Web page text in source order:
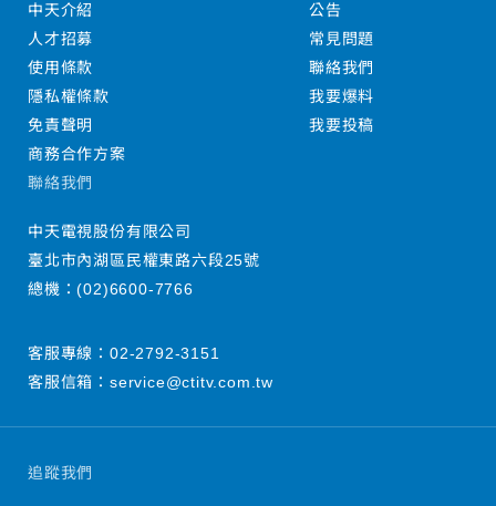
追蹤我們
中天介紹
人才招募
使用條款
隱私權條款
免責聲明
商務合作方案
公告
常見問題
聯絡我們
我要爆料
我要投稿
聯絡我們
中天電視股份有限公司
臺北市內湖區民權東路六段25號
總機：(02)6600-7766
客服專線： 02-2792-3151
客服信箱： service@ctitv.com.tw